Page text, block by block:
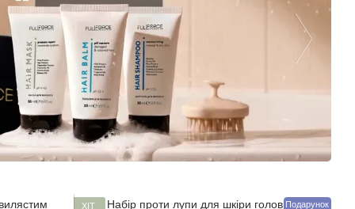
Подарунок
ХІТ